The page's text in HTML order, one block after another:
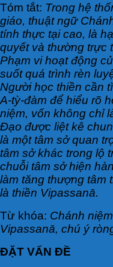
Tóm tắt: Trong hệ
giáo, thuật ngữ
tính thực tại cao, là
quyết và thường trực
Phạm vi hoạt động
suốt quá trình rèn
Người học thiền cần
A-tỳ-đàm để hiểu rõ
niệm, vốn không chỉ
Đạo được liệt kê
là một tâm sở quan
tâm sở khác trong lộ
chuỗi tâm sở hiện
làm tăng thượng tâm
là thiền Vipassanā.
Từ khóa: Chánh
Vipassanā, chú ý
ĐẶT VẤN ĐỀ